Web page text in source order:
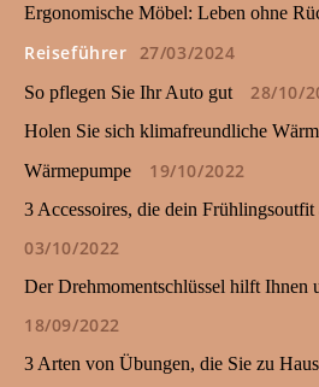
Ergonomische Möbel: Leben ohne
Reiseführer 27/03/2024
So pflegen Sie Ihr Auto gut 28/10/
Holen Sie sich klimafreundliche
Wärmepumpe
19/10/2022
3 Accessoires, die dein Frühlingsoutfit
03/10/2022
Der Drehmomentschlüssel hilft Ihnen
18/09/2022
3 Arten von Übungen, die Sie zu